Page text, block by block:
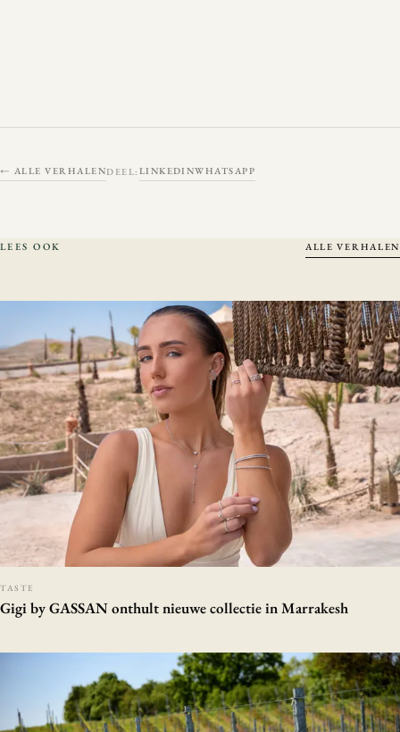
← ALLE VERHALENDEEL: LINKEDINWHATSAPP
LEES OOK ALLE VERHALEN
TASTE
Gigi by GASSAN onthult nieuwe collectie in Marrakesh